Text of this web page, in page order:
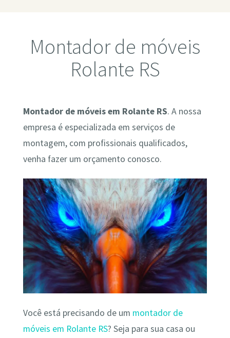
Montador de móveis
Rolante RS
Montador de móveis em Rolante RS. A nossa
empresa é especializada em serviços de
montagem, com profissionais qualificados,
venha fazer um orçamento conosco.
Você está precisando de um montador de
móveis em Rolante RS? Seja para sua casa ou